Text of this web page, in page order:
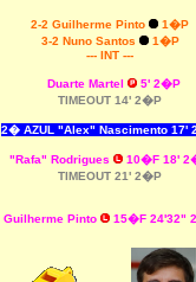
2-2 Guilherme Pinto
1�P
3-2 Nuno Santos
1�P
--- INT ---
Duarte Martel
5' 2�P
TIMEOUT 14' 2�P
2� AZUL "Alex" Nascimento 17'
"Rafa" Rodrigues
10�F 18'
TIMEOUT 21' 2�P
Guilherme Pinto 15�F 24'32"